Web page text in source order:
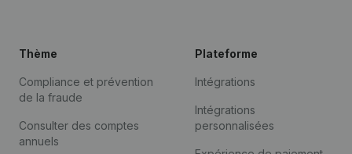
Thème
Compliance et prévention
de la fraude
Consulter des comptes
annuels
Plateforme
Intégrations
Intégrations
personnalisées